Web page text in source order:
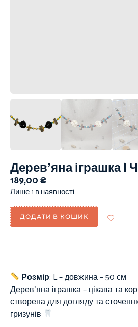
Деревʼяна іграшка |
189,00₴
Лише 1 в наявності
ДОДАТИ В КОШИК
Розмір: L – довжина – 50 см
Деревʼяна іграшка – цікава та
створена для догляду та
гризунів